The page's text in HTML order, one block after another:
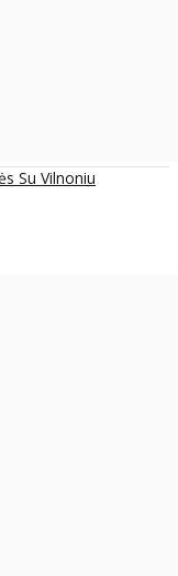
Su Vilnoniu